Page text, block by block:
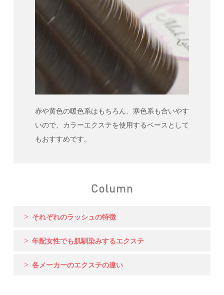
赤や黄色の暖色系はもちろん、寒色系も合いやす
いので、カラーエクステを使用するベースとして
もおすすめです。
それぞれのラッシュの特徴
年配女性でも肌馴染みするエクステ
各メーカーのエクステの違い